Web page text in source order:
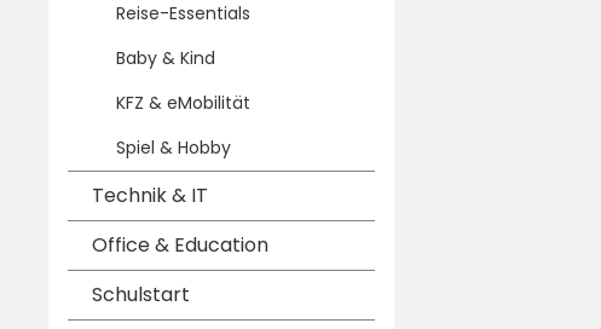
Reise-Essentials
Baby & Kind
KFZ & eMobilität
Spiel & Hobby
Technik & IT
Office & Education
Schulstart